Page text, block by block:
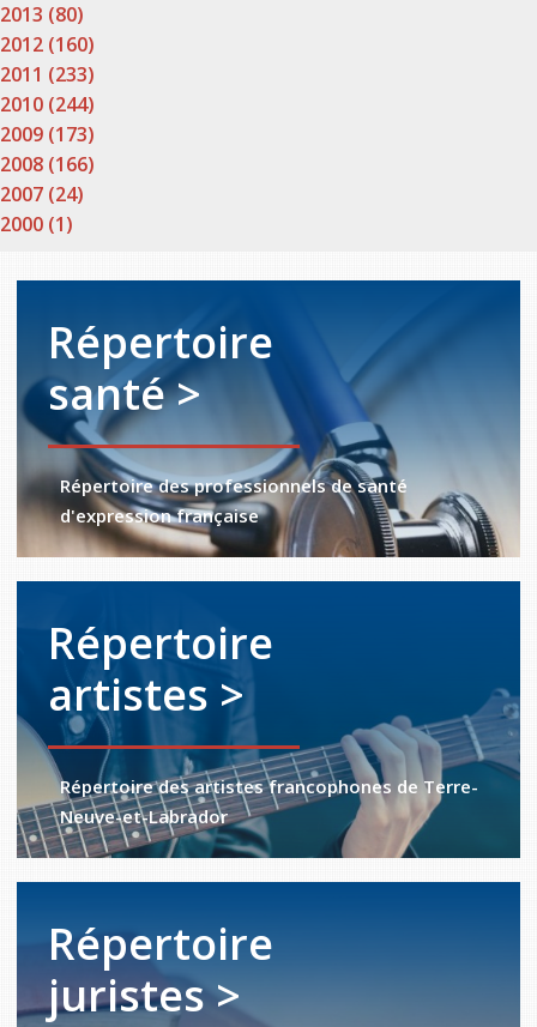
2013 (80)
2012 (160)
2011 (233)
2010 (244)
2009 (173)
2008 (166)
2007 (24)
2000 (1)
Répertoire
santé >
Répertoire des professionnels de santé
d'expression française
Répertoire
artistes >
Répertoire des artistes francophones de Terre-
Neuve-et-Labrador
Répertoire
juristes >